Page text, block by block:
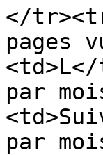
</
pages
par
par